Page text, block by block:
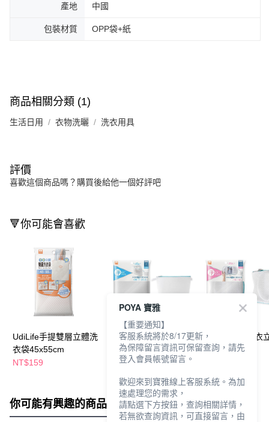
產地 中國
包裝材質 OPP袋+紙
商品相關分類 (1)
生活日用 衣物洗曬 洗衣用具
評價
喜歡這個商品嗎？購買後給他一個好評吧
🔻你可能會喜歡
UdiLife手提雙層立體洗
衣袋45x55cm
NT$159
UdiLife極淨衣物立體洗
衣袋36x25.5cm
NT$99
UdiLife極淨內衣
衣袋19x19cm
你可能有興趣的商品 全站排行
POYA 寶雅
【重要通知】
客服系統將於8/17更新，
為保障留言資訊可保留查詢，請先
登入會員帳號留言。
歡迎來到寶雅線上客服系統。為加
速處理您的需求，
請點選下方按鈕，查詢相關詳情，
若無欲查詢資訊，可直接留言，由